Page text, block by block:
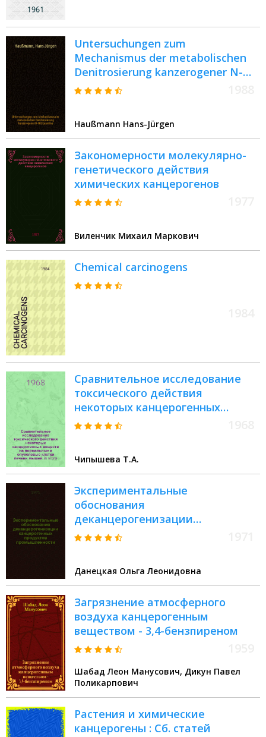
Untersuchungen zum
Mechanismus der metabolischen
Denitrosierung kanzerogener N-
Nitrosamine : Diss
Haußmann Hans-Jürgen
Закономерности молекулярно-
генетического действия
химических канцерогенов
Виленчик Михаил Маркович
Chemical carcinogens
Сравнительное исследование
токсического действия
некоторых канцерогенных
веществ на нормальные и
на соискание ученой степени
кандидата биологических наук :
(763)
Чипышева Т.А.
Экспериментальные
обоснования
деканцерогенизации
канцерогенных продуктов
Данецкая Ольга Леонидовна
Загрязнение атмосферного
воздуха канцерогенным
веществом - 3,4-бензпиреном
Шабад Леон Манусович, Дикун Павел
Поликарпович
Растения и химические
канцерогены : Сб. статей